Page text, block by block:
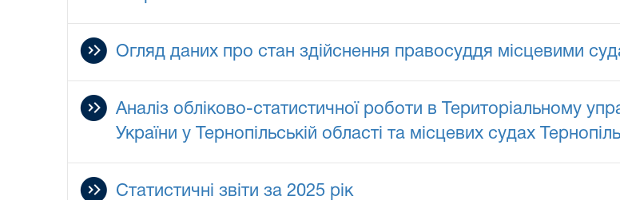
Огляд даних про стан здійснення правосуддя місцевими
Аналіз обліково-статистичної роботи в Територіальному
України у Тернопільській області та місцевих судах
Статистичні звіти за 2025 рік